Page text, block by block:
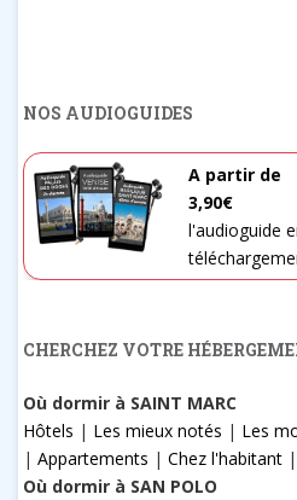
NOS AUDIOGUIDES
A partir de
3,90€
l'audioguide
CHERCHEZ VOTRE
Où dormir à SAINT MARC
Hôtels | Les mieux notés | Les
| Appartements | Chez l'habitant |
Où dormir à SAN POLO